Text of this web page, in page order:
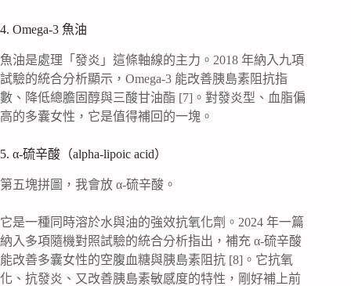
4. Omega-3 魚油
魚油是處理「發炎」這條軸線的主力。2018 年納入九項
試驗的統合分析顯示，Omega-3 能改善胰島素阻抗指
數、降低總膽固醇與三酸甘油酯 [7]。對發炎型、血脂偏
高的多囊女性，它是值得補回的一塊。
5. α-硫辛酸（alpha-lipoic acid）
第五塊拼圖，我會放 α-硫辛酸。
它是一種同時溶於水與油的強效抗氧化劑。2024 年一篇
納入多項隨機對照試驗的統合分析指出，補充 α-硫辛酸
能改善多囊女性的空腹血糖與胰島素阻抗 [8]。它抗氧
化、抗發炎、又改善胰島素敏感度的特性，剛好補上前